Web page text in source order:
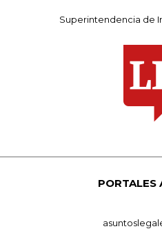
Superintendencia de
PORTALES